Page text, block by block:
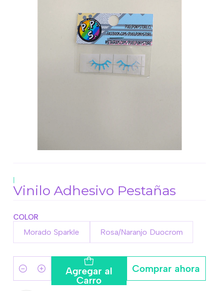
|
Vinilo Adhesivo Pestañas
COLOR
Morado Sparkle Rosa/Naranjo Duocrom
Cantidad Agregar al
Carro
Comprar ahora